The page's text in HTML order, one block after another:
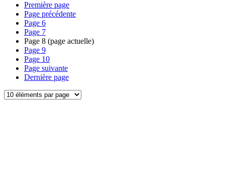
Première page
Page précédente
Page 6
Page 7
Page 8 (page actuelle)
Page 9
Page 10
Page suivante
Dernière page